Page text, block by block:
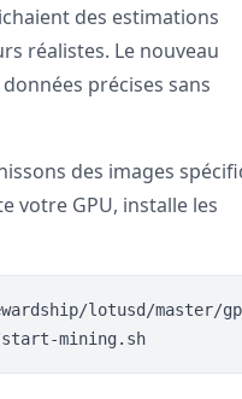
des estimations
réalistes. Le nouveau
précises sans
des images
votre GPU, installe les
lotusd/master/